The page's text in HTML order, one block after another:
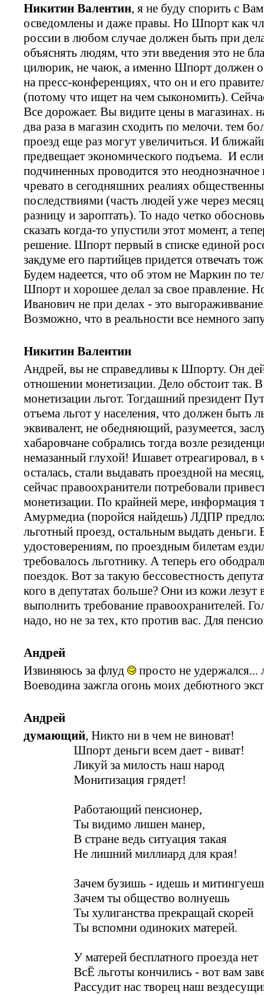
Никитин Валентин, я не буду спорить с
осведомлены и даже правы. Но Шпорт как
россии в любом случае должен быть при
объяснять людям, что эти введения это не
цилюрик, не чаюк, а именно Шпорт должен
на пресс-конференциях, что он и его
(потому что ищет на чем сыкономить).
Все дорожает. Вы видите цены в магазинах.
два раза в магазин сходить по мелочи. тем
проезд еще раз могут увеличиться. И
предвещает экономического подъема. И
подчиненных проводится это
чревато в сегодняшних реалиях
последствиями (часть людей уже через
разницу и зароптать). То надо четко
сказать когда-то упустили этот момент, а
решение. Шпорт первый в списке единой
закдуме его партийцев придется отвечать
Будем надеется, что об этом не Маркин по
Шпорт и хорошее делал за свое правление.
Иванович не при делах - это
Возможно, что в реальности все немного
Никитин Валентин
Андрей, вы не справедливы к Шпорту. Он
отношении монетизации. Дело обстоит так.
монетизации льгот. Тогдашний президент
отъема льгот у населения, что должен быть
эквивалент, не обедняющий, разумеется,
хабаровчане собрались тогда возле
немазанный глухой! Ишавет отреагировал, в
осталась, стали выдавать проездной на
сейчас правоохранители потребовали
монетизации. По крайней мере, информация
Амурмедиа (поройся найдешь) ЛДПР
льготный проезд, остальным выдать
удостоверениям, по проездным билетам
требовалось льготнику. А теперь его
поездок. Вот за такую бессовестность
кого в депутатах больше? Они из кожи
выполнить требование правоохранителей.
надо, но не за тех, кто против вас. Для
Андрей
Извиняюсь за флуд
просто не удержался...
Воеводина зажгла огонь моих дебютного
Андрей
думающий, Никто ни в чем не виноват!
Шпорт деньги всем дает - виват!
Ликуй за милость наш народ
Монитизация грядет!
Работающий пенсионер,
Ты видимо лишен манер,
В стране ведь ситуация такая
Не лишний миллиард для края!
Зачем бузишь - идешь и
Зачем ты общество волнуешь
Ты хулиганства прекращай скорей
Ты вспомни одиноких матерей.
У матерей бесплатного проезда нет
ВсЁ льготы кончились - вот вам
Рассудит нас творец наш